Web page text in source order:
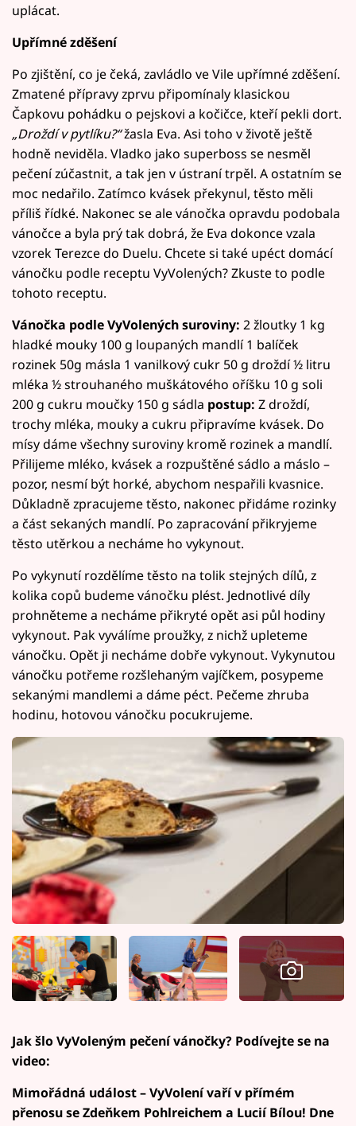
uplácat.
Upřímné zděšení
Po zjištění, co je čeká, zavládlo ve Vile upřímné zděšení.
Zmatené přípravy zprvu připomínaly klasickou
Čapkovu pohádku o pejskovi a kočičce, kteří pekli dort.
„Droždí v pytlíku?“žasla Eva. Asi toho v životě ještě
hodně neviděla. Vladko jako superboss se nesměl
pečení zúčastnit, a tak jen v ústraní trpěl. A ostatním se
moc nedařilo. Zatímco kvásek překynul, těsto měli
příliš řídké. Nakonec se ale vánočka opravdu podobala
vánočce a byla prý tak dobrá, že Eva dokonce vzala
vzorek Terezce do Duelu. Chcete si také upéct domácí
vánočku podle receptu VyVolených? Zkuste to podle
tohoto receptu.
Vánočka podle VyVolených suroviny: 2 žloutky 1 kg
hladké mouky 100 g loupaných mandlí 1 balíček
rozinek 50g másla 1 vanilkový cukr 50 g droždí ½ litru
mléka ½ strouhaného muškátového oříšku 10 g soli
200 g cukru moučky 150 g sádla postup: Z droždí,
trochy mléka, mouky a cukru připravíme kvásek. Do
mísy dáme všechny suroviny kromě rozinek a mandlí.
Přilijeme mléko, kvásek a rozpuštěné sádlo a máslo –
pozor, nesmí být horké, abychom nespařili kvasnice.
Důkladně zpracujeme těsto, nakonec přidáme rozinky
a část sekaných mandlí. Po zapracování přikryjeme
těsto utěrkou a necháme ho vykynout.
Po vykynutí rozdělíme těsto na tolik stejných dílů, z
kolika copů budeme vánočku plést. Jednotlivé díly
prohněteme a necháme přikryté opět asi půl hodiny
vykynout. Pak vyválíme proužky, z nichž upleteme
vánočku. Opět ji necháme dobře vykynout. Vykynutou
vánočku potřeme rozšlehaným vajíčkem, posypeme
sekanými mandlemi a dáme péct. Pečeme zhruba
hodinu, hotovou vánočku pocukrujeme.
Jak šlo VyVoleným pečení vánočky? Podívejte se na
video:
Mimořádná událost – VyVolení vaří v přímém
přenosu se Zdeňkem Pohlreichem a Lucií Bílou! Dne